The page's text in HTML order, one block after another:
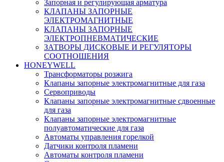
Запорная и регулирующая арматура
КЛАПАНЫ ЗАПОРНЫЕ
ЭЛЕКТРОМАГНИТНЫЕ
КЛАПАНЫ ЗАПОРНЫЕ
ЭЛЕКТРОПНЕВМАТИЧЕСКИЕ
ЗАТВОРЫ ДИСКОВЫЕ И РЕГУЛЯТОРЫ
СООТНОШЕНИЯ
HONEYWELL
Трансформаторы розжига
Клапаны запорные электромагнитные для газа
Сервоприводы
Клапаны запорные электромагнитные сдвоенные
для газа
Клапаны запорные электромагнитные
полуавтоматические для газа
Автоматы управления горелкой
Датчики контроля пламени
Автоматы контроля пламени